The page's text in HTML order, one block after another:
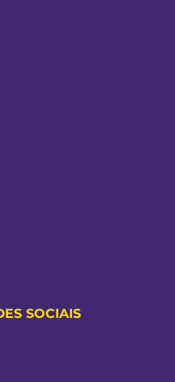
SOCIAIS